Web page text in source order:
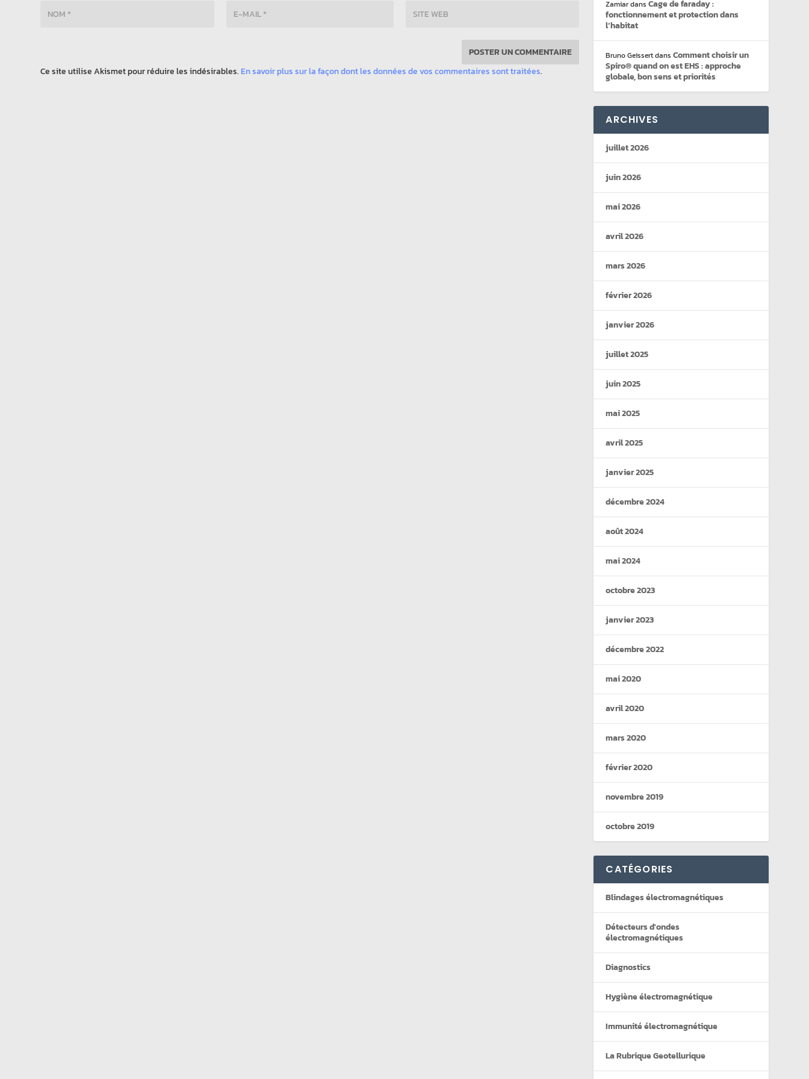
Ce site utilise Akismet pour réduire les indésirables. En savoir plus sur la façon dont les données de vos commentaires sont traitées.
ZamiardansCage de faraday :
fonctionnement et protection dans
l’habitat
Bruno GeissertdansComment choisir un
Spiro® quand on est EHS : approche
globale, bon sens et priorités
ARCHIVES
juillet 2026
juin 2026
mai 2026
avril 2026
mars 2026
février 2026
janvier 2026
juillet 2025
juin 2025
mai 2025
avril 2025
janvier 2025
décembre 2024
août 2024
mai 2024
octobre 2023
janvier 2023
décembre 2022
mai 2020
avril 2020
mars 2020
février 2020
novembre 2019
octobre 2019
CATÉGORIES
Blindages électromagnétiques
Détecteurs d'ondes
électromagnétiques
Diagnostics
Hygiène électromagnétique
Immunité électromagnétique
La Rubrique Geotellurique